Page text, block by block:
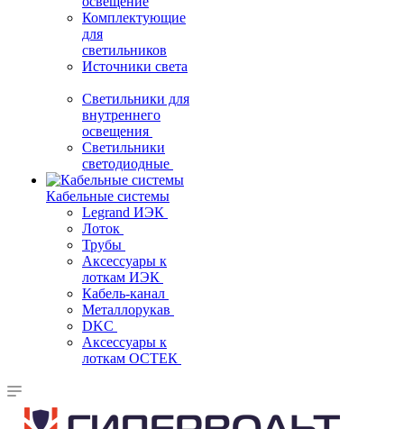
Комплектующие
для
светильников
Источники света
Светильники для
внутреннего
освещения
Светильники
светодиодные
Кабельные системы
Legrand ИЭК
Лоток
Трубы
Аксессуары к
лоткам ИЭК
Кабель-канал
Металлорукав
DKC
Аксессуары к
лоткам ОСТЕК